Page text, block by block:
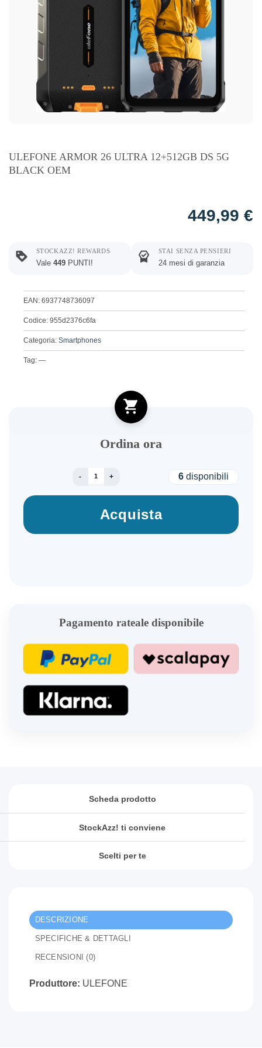
ULEFONE ARMOR 26 ULTRA 12+512GB DS 5G
BLACK OEM
449,99 €
STOCKAZZ! REWARDS
Vale 449 PUNTI!
STAI SENZA PENSIERI
24 mesi di garanzia
EAN: 6937748736097
Codice: 955d2376c6fa
Categoria: Smartphones
Tag: —
Ordina ora
ULEFONE ARMOR 26 ULTRA 12+512GB DS
6 disponibili
Acquista
Pagamento rateale disponibile
Scheda prodotto
StockAzz! ti conviene
Scelti per te
DESCRIZIONE
SPECIFICHE & DETTAGLI
RECENSIONI (0)
Produttore: ULEFONE